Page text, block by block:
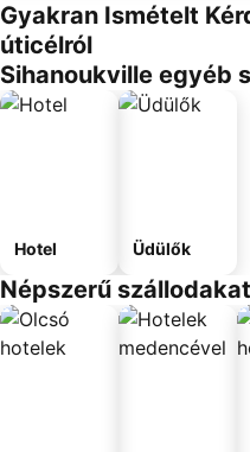
Gyakran Ismételt
úticélról
Sihanoukville egyéb
Hotel Üdülők
Népszerű